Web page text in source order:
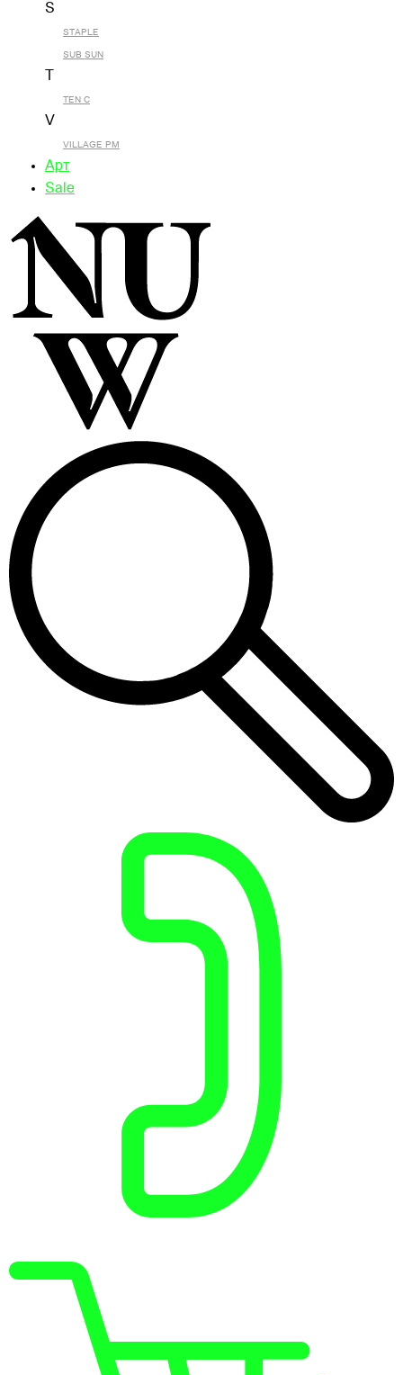
S
STAPLE
SUB SUN
TEN C
V
VILLAGE PM
Арт
Sale